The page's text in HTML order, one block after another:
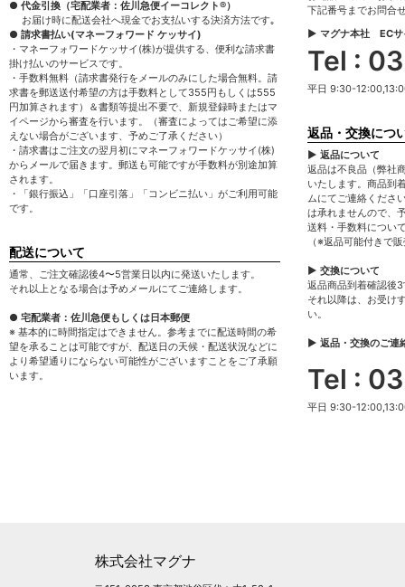
● 代金引換（宅配業者：佐川急便イーコレクト®）
お届け時に配送会社へ現金でお支払いする決済方法です｡
● 請求書払い(マネーフォワード ケッサイ)
・マネーフォワードケッサイ(株)が提供する、便利な請求書
掛け払いのサービスです。
・手数料無料（請求書発行をメールのみにした場合無料。請
求書を郵送送付希望の方は手数料として355円もしくは555
円加算されます）＆書類等提出不要で、新規登録時またはマ
イページから審査を行います。（審査によってはご希望に添
えない場合がございます、予めご了承ください）
・請求書はご注文の翌月初にマネーフォワードケッサイ(株)
からメールで届きます。郵送も可能ですが手数料が別途加算
されます。
・「銀行振込」「口座引落」「コンビニ払い」がご利用可能
です。
配送について
通常、ご注文確認後4〜5営業日以内に発送いたします。
それ以上となる場合は予めメールにてご連絡します。
● 宅配業者：佐川急便もしくは日本郵便
※ 基本的に時間指定はできません。参考までに配送時間の希
望を承ることは可能ですが、配送日の天候・配送状況などに
より希望通りにならない可能性がございますことをご了承願
います。
下記番号までお問合
▶ マグナ本社 ECサ
Tel :
平日 9:30-
返品・交換につ
▶ 返品について
返品は不良品（弊社
いたします。商品到
ムにてご連絡くださ
は承れませんので、
送料・手数料につい
（※返品可能付きで
▶ 交換について
返品商品到着確認後
それ以降は、お受け
い。
▶ 返品・交換のご連
Tel :
平日 9:30-
株式会社マグナ